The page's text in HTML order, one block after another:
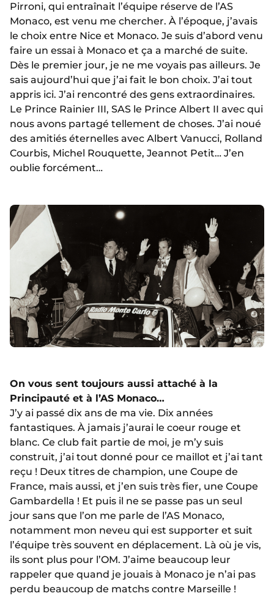
Pirroni, qui entraînait l’équipe réserve de l’AS
Monaco, est venu me chercher. À l’époque, j’avais
le choix entre Nice et Monaco. Je suis d’abord venu
faire un essai à Monaco et ça a marché de suite.
Dès le premier jour, je ne me voyais pas ailleurs. Je
sais aujourd’hui que j’ai fait le bon choix. J’ai tout
appris ici. J’ai rencontré des gens extraordinaires.
Le Prince Rainier III, SAS le Prince Albert II avec qui
nous avons partagé tellement de choses. J’ai noué
des amitiés éternelles avec Albert Vanucci, Rolland
Courbis, Michel Rouquette, Jeannot Petit… J’en
oublie forcément…
On vous sent toujours aussi attaché à la
Principauté et à l’AS Monaco…
J’y ai passé dix ans de ma vie. Dix années
fantastiques. À jamais j’aurai le coeur rouge et
blanc. Ce club fait partie de moi, je m’y suis
construit, j’ai tout donné pour ce maillot et j’ai tant
reçu ! Deux titres de champion, une Coupe de
France, mais aussi, et j’en suis très fier, une Coupe
Gambardella ! Et puis il ne se passe pas un seul
jour sans que l’on me parle de l’AS Monaco,
notamment mon neveu qui est supporter et suit
l’équipe très souvent en déplacement. Là où je vis,
ils sont plus pour l’OM. J’aime beaucoup leur
rappeler que quand je jouais à Monaco je n’ai pas
perdu beaucoup de matchs contre Marseille !